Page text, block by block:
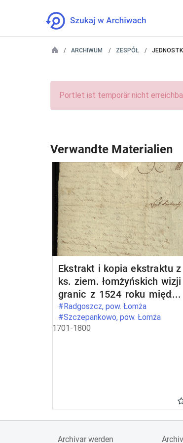
ARCHIWUM ZESPÓŁ
Portlet ist temporär nicht
Verwandte Materialien
Ekstrakt i kopia ekstraktu z
ks. ziem. łomżyńskich wizji
granic z 1524 roku między
dobrami opata Stanisława
Barczykowskiego
Szczepankowo i Wszerzec
#Radgoszcz, pow. Łomża
#Szczepankowo, pow. Łomża
1701-1800
Archivar werden